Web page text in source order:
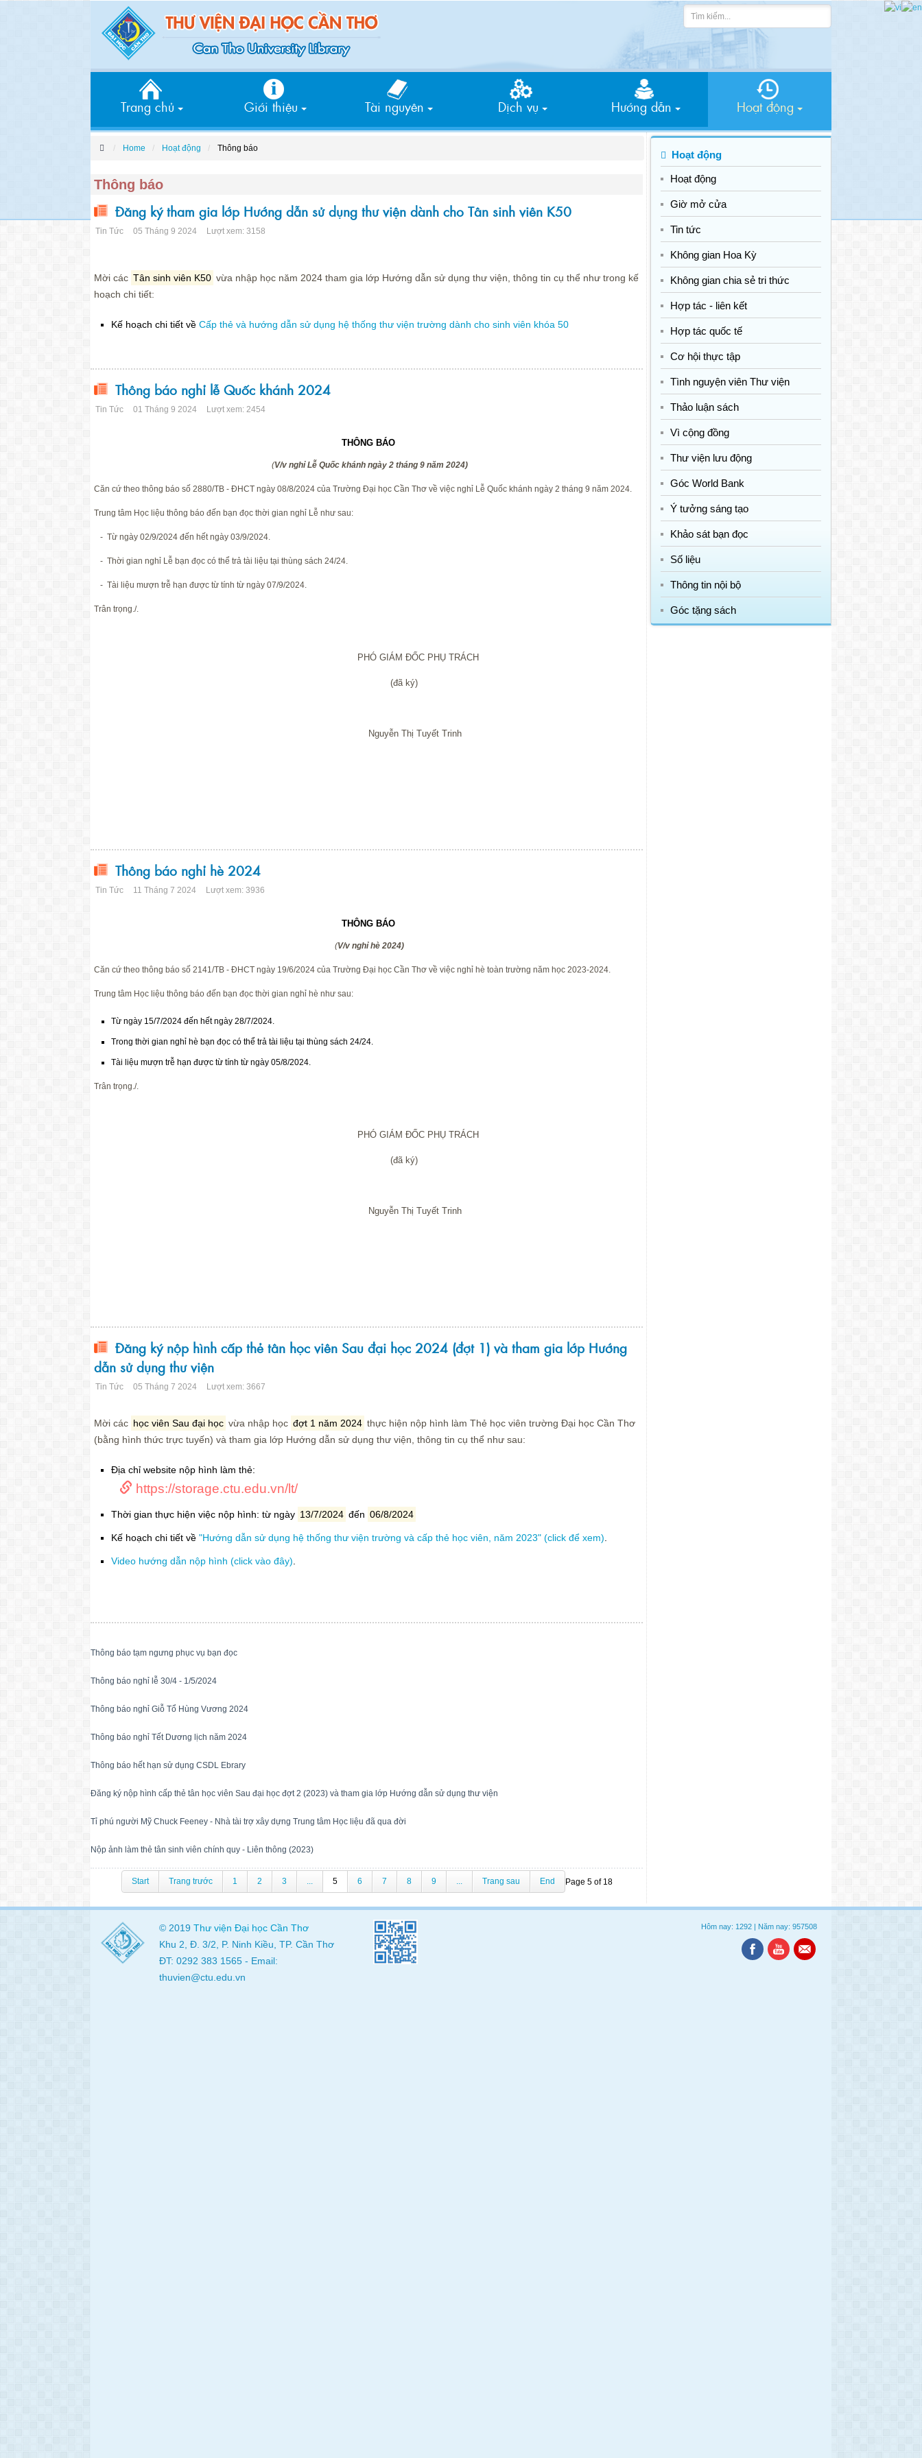
Trang chủ Giới thiệu Tài nguyên Dịch vụ Hướng dẫn Hoạt động
Home Hoạt động Thông báo
Thông báo
Đăng ký tham gia lớp Hướng dẫn sử dụng thư viện dành cho Tân sinh viên K50
Tin Tức 05 Tháng 9 2024 Lượt xem: 3158
Mời các Tân sinh viên K50 vừa nhập học năm 2024 tham gia lớp Hướng dẫn sử dụng thư viện, thông tin cụ thể như trong kế
hoạch chi tiết:
Kế hoạch chi tiết về Cấp thẻ và hướng dẫn sử dụng hệ thống thư viện trường dành cho sinh viên khóa 50
Thông báo nghỉ lễ Quốc khánh 2024
Tin Tức 01 Tháng 9 2024 Lượt xem: 2454
THÔNG BÁO
(V/v nghỉ Lễ Quốc khánh ngày 2 tháng 9 năm 2024)
Căn cứ theo thông báo số 2880/TB - ĐHCT ngày 08/8/2024 của Trường Đại học Cần Thơ về việc nghỉ Lễ Quốc khánh ngày 2 tháng 9 năm 2024.
Trung tâm Học liệu thông báo đến bạn đọc thời gian nghỉ Lễ như sau:
- Từ ngày 02/9/2024 đến hết ngày 03/9/2024.
- Thời gian nghỉ Lễ bạn đọc có thể trả tài liệu tại thùng sách 24/24.
- Tài liệu mượn trễ hạn được từ tính từ ngày 07/9/2024.
Trân trọng./.
PHÓ GIÁM ĐỐC PHỤ TRÁCH
(đã ký)
Nguyễn Thị Tuyết Trinh
Thông báo nghỉ hè 2024
Tin Tức 11 Tháng 7 2024 Lượt xem: 3936
THÔNG BÁO
(V/v nghỉ hè 2024)
Căn cứ theo thông báo số 2141/TB - ĐHCT ngày 19/6/2024 của Trường Đại học Cần Thơ về việc nghỉ hè toàn trường năm học 2023-2024.
Trung tâm Học liệu thông báo đến bạn đọc thời gian nghỉ hè như sau:
Từ ngày 15/7/2024 đến hết ngày 28/7/2024.
Trong thời gian nghỉ hè bạn đọc có thể trả tài liệu tại thùng sách 24/24.
Tài liệu mượn trễ hạn được từ tính từ ngày 05/8/2024.
Trân trọng./.
PHÓ GIÁM ĐỐC PHỤ TRÁCH
(đã ký)
Nguyễn Thị Tuyết Trinh
Đăng ký nộp hình cấp thẻ tân học viên Sau đại học 2024 (đợt 1) và tham gia lớp Hướng
dẫn sử dụng thư viện
Tin Tức 05 Tháng 7 2024 Lượt xem: 3667
Mời các học viên Sau đại học vừa nhập học đợt 1 năm 2024 thực hiện nộp hình làm Thẻ học viên trường Đại học Cần Thơ
(bằng hình thức trực tuyến) và tham gia lớp Hướng dẫn sử dụng thư viện, thông tin cụ thể như sau:
Địa chỉ website nộp hình làm thẻ:
https://storage.ctu.edu.vn/lt/
Thời gian thực hiện việc nộp hình: từ ngày 13/7/2024 đến 06/8/2024
Kế hoạch chi tiết về "Hướng dẫn sử dụng hệ thống thư viện trường và cấp thẻ học viên, năm 2023" (click để xem)
Video hướng dẫn nộp hình (click vào đây)
Thông báo tạm ngưng phục vụ bạn đọc
Thông báo nghỉ lễ 30/4 - 1/5/2024
Thông báo nghỉ Giỗ Tổ Hùng Vương 2024
Thông báo nghỉ Tết Dương lịch năm 2024
Thông báo hết hạn sử dụng CSDL Ebrary
Đăng ký nộp hình cấp thẻ tân học viên Sau đại học đợt 2 (2023) và tham gia lớp Hướng dẫn sử dụng thư viện
Tỉ phú người Mỹ Chuck Feeney - Nhà tài trợ xây dựng Trung tâm Học liệu đã qua đời
Nộp ảnh làm thẻ tân sinh viên chính quy - Liên thông (2023)
Page 5 of 18
Start Trang trước 1 2 3 ... 5 6 7 8 9 ... Trang sau End
Hoạt động
Hoạt động
Giờ mở cửa
Tin tức
Không gian Hoa Kỳ
Không gian chia sẻ tri thức
Hợp tác - liên kết
Hợp tác quốc tế
Cơ hội thực tập
Tình nguyện viên Thư viện
Thảo luận sách
Vì cộng đồng
Thư viện lưu động
Góc World Bank
Ý tưởng sáng tạo
Khảo sát bạn đọc
Số liệu
Thông tin nội bộ
Góc tặng sách
© 2019 Thư viện Đại học Cần Thơ
Khu 2, Đ. 3/2, P. Ninh Kiều, TP. Cần Thơ
ĐT: 0292 383 1565 - Email:
thuvien@ctu.edu.vn
Hôm nay: 1292 | Năm nay: 957508